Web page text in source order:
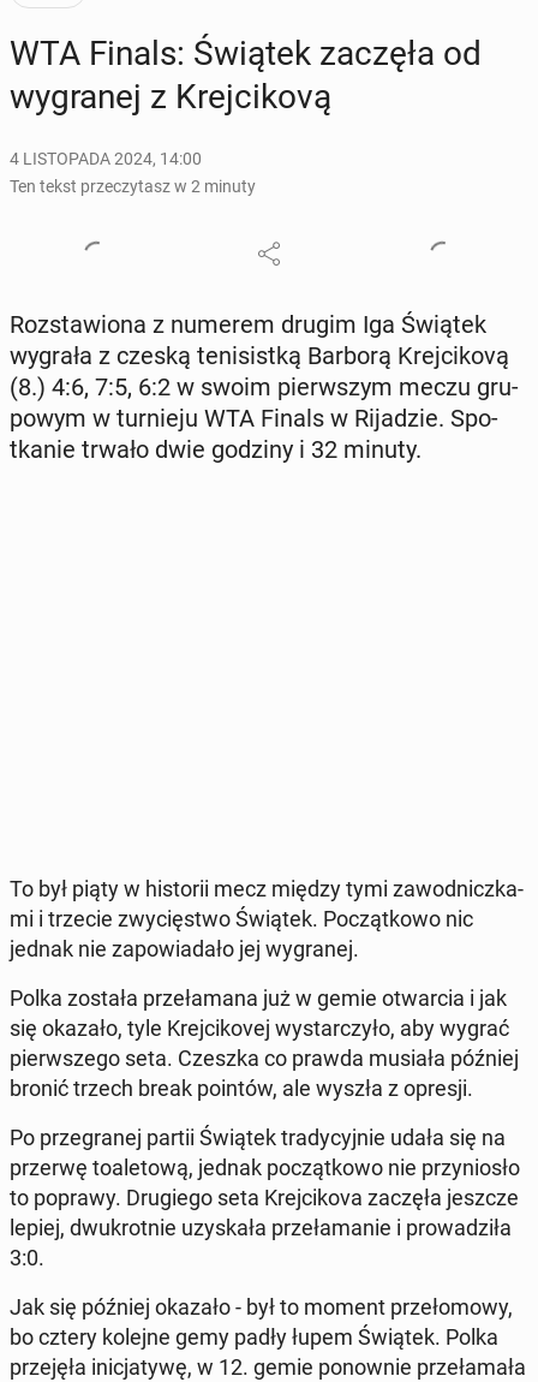
WTA Finals: Świątek zaczęła od
wy­gra­nej z Krej­ci­ko­vą
4 LISTOPADA 2024, 14:00
Ten tekst przeczytasz w 2 minuty
Roz­sta­wio­na z numerem drugim Iga Świątek
wygrała z czeską te­ni­sist­ką Barborą Krej­ci­ko­vą
(8.) 4:6, 7:5, 6:2 w swoim pierw­szym meczu gru­
po­wym w tur­nie­ju WTA Finals w Ri­ja­dzie. Spo­
tka­nie trwało dwie godziny i 32 minuty.
To był piąty w hi­sto­rii mecz między tymi za­wod­nicz­ka­
mi i trzecie zwy­cię­stwo Świątek. Po­cząt­ko­wo nic
jednak nie za­po­wia­da­ło jej wy­gra­nej.
Polka została prze­ła­ma­na już w gemie otwar­cia i jak
się okazało, tyle Krej­ci­ko­vej wy­star­czy­ło, aby wygrać
pierw­sze­go seta. Czeszka co prawda musiała później
bronić trzech break pointów, ale wyszła z opresji.
Po prze­gra­nej partii Świątek tra­dy­cyj­nie udała się na
przerwę to­a­le­to­wą, jednak po­cząt­ko­wo nie przy­nio­sło
to poprawy. Dru­gie­go seta Krej­ci­ko­va zaczęła jeszcze
lepiej, dwu­krot­nie uzy­ska­ła prze­ła­ma­nie i pro­wa­dzi­ła
3:0.
Jak się później okazało - był to moment prze­ło­mo­wy,
bo cztery kolejne gemy padły łupem Świątek. Polka
prze­ję­ła ini­cja­ty­wę, w 12. gemie po­now­nie prze­ła­ma­ła